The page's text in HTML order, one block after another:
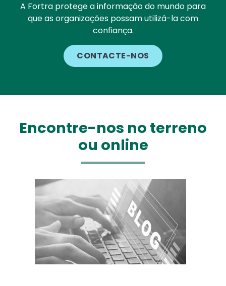
A Fortra protege a informação do mundo para
que as organizações possam utilizá-la com
confiança.
CONTACTE-NOS
Encontre-nos no terreno
ou online